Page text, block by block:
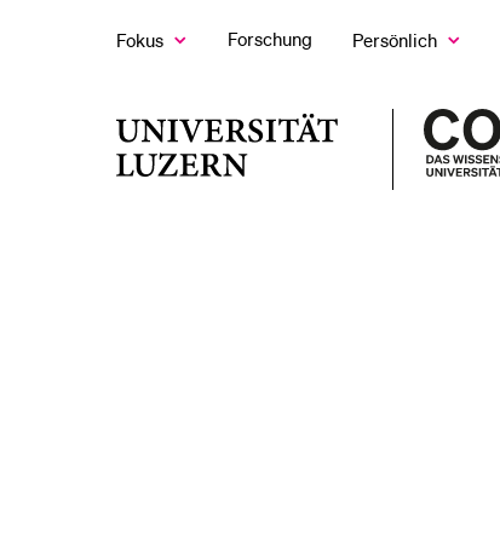
FokusZeige
Forschung Persönlich
Zeige
Untermenü
Universität
Sie haben noch keine Suche getätigt.